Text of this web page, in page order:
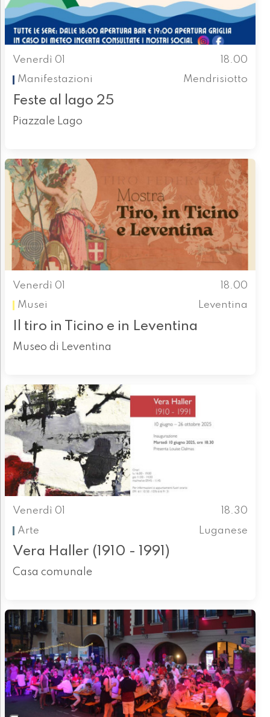
Venerdì 01
18.00
Manifestazioni
Mendrisiotto
Feste al lago 25
Piazzale Lago
Venerdì 01
18.00
Musei
Leventina
Il tiro in Ticino e in Leventina
Museo di Leventina
Venerdì 01
18.30
Arte
Luganese
Vera Haller (1910 - 1991)
Casa comunale